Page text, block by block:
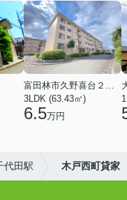
富田林市久野喜台２丁目
3LDK (63.43㎡)
6.5万円
代田駅 木戸西町貸家